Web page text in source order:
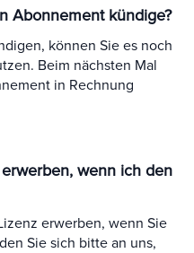
Abonnement kündige?
können Sie es noch
Beim nächsten Mal
in Rechnung
wenn ich den
erwerben, wenn Sie
Sie sich bitte an uns,